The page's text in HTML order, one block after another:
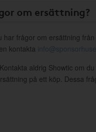
om ersättning?
har frågor om ersättning
kontakta
aldrig Showtic om
på ett köp. Dessa